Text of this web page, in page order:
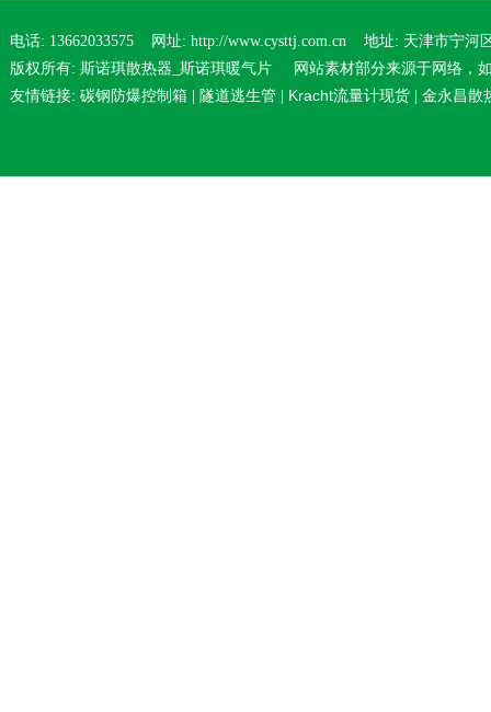
电话: 13662033575 网址: http://www.cysttj.com.cn 地址: 天津市宁河
版权所有: 斯诺琪散热器_斯诺琪暖气片 网站素材部分来源于网络，
友情链接: 碳钢防爆控制箱 隧道逃生管 Kracht流量计现货 金永昌散